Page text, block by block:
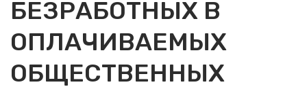
БЕЗРАБОТНЫХ В
ОПЛАЧИВАЕМЫХ
ОБЩЕСТВЕННЫХ